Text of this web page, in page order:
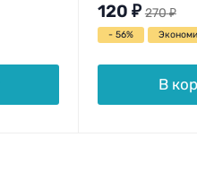
120 ₽ 270₽
- 56%
В